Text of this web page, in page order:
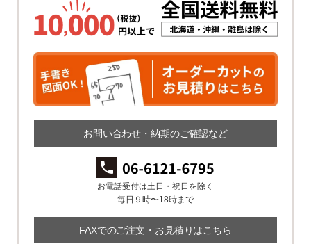
お問い合わせ・納期のご確認など
お電話受付は土日・祝日を除く
毎日９時〜18時まで
FAXでのご注文・お見積りはこちら